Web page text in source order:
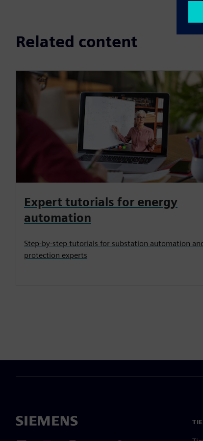
Related content
Expert tutorials for energy
automation
Step-by-step tutorials for substation automation
protection experts